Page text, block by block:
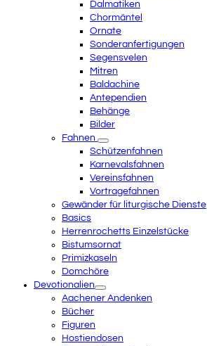
Dalmatiken
Chormäntel
Ornate
Sonderanfertigungen
Segensvelen
Mitren
Baldachine
Antependien
Behänge
Bilder
Fahnen
Schützenfahnen
Karnevalsfahnen
Vereinsfahnen
Vortragefahnen
Gewänder für liturgische Dienste
Basics
Herrenrochetts Einzelstücke
Bistumsornat
Primizkaseln
Domchöre
Devotionalien
Aachener Andenken
Bücher
Figuren
Hostiendosen